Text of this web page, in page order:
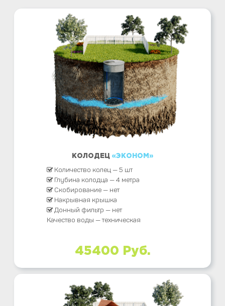
КОЛОДЕЦ «ЭКОНОМ»
Количество колец — 5 шт
Глубина колодца — 4 метра
Скобирование — нет
Накрывная крышка
Донный фильтр — нет
Качество воды — техническая
45400 Руб.